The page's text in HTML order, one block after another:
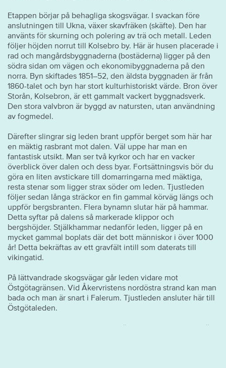
Etappen börjar på behagliga skogsvägar. I svackan före
anslutningen till Ukna, växer skavfräken (skäfte). Den har
använts för skurning och polering av trä och metall. Leden
följer höjden norrut till Kolsebro by. Här är husen placerade i
rad och mangårds­byggnaderna (bostäderna) ligger på den
södra sidan om vägen och ekonomibyggnaderna på den
norra. Byn skiftades 1851–52, den äldsta byggnaden är från
1860-talet och byn har stort kulturhistoriskt värde. Bron över
Storån, Kolse­bron, är ett gammalt vackert byggnadsverk.
Den stora valvbron är byggd av natursten, utan användning
av fogmedel.
Därefter slingrar sig leden brant uppför berget som här har
en mäktig rasbrant mot dalen. Väl uppe har man en
fantastisk utsikt. Man ser två kyrkor och har en vacker
överblick över dalen och dess byar. Fortsättningsvis bör du
göra en liten avstickare till domarringarna med mäktiga,
resta stenar som ligger strax söder om leden. Tjustleden
följer sedan långa sträckor en fin gammal körväg längs och
uppför bergs­branten. Flera bynamn slutar här på hammar.
Detta syftar på dalens så markerade klippor och
bergshöjder. Stjälkhammar nedanför leden, ligger på en
mycket gammal boplats där det bott människor i över 1000
år! Detta bekräftas av ett gravfält intill som daterats till
vikingatid.
På lättvandrade skogsvägar går leden vidare mot
Östgötagränsen. Vid Åkervristens nordöstra strand kan man
bada och man är snart i Falerum. Tjustleden ansluter här till
Östgötaleden.
Ukna Anslutningsleden till Ukna är knappt 4 kilometer, där